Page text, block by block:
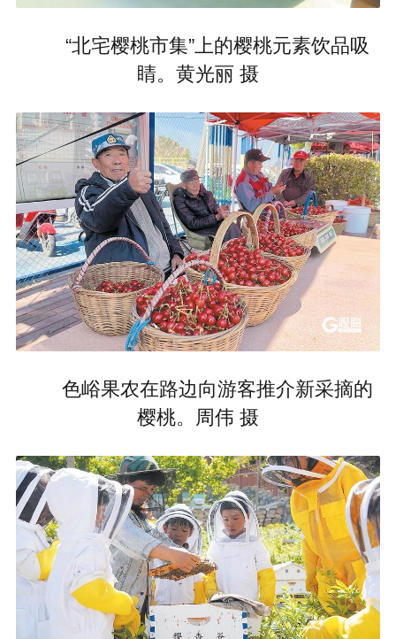
“北宅樱桃市集”上的樱桃元素饮品吸
睛。黄光丽 摄
色峪果农在路边向游客推介新采摘的
樱桃。周伟 摄